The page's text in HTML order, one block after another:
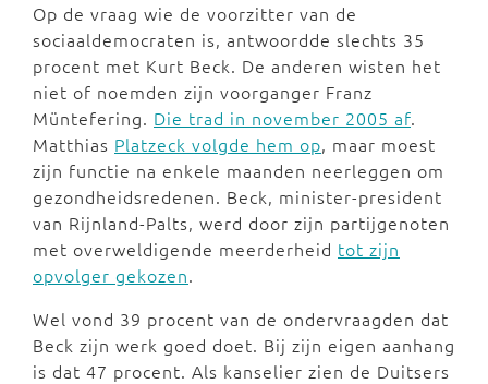
Op de vraag wie de voorzitter van de
sociaaldemocraten is, antwoordde slechts 35
procent met Kurt Beck. De anderen wisten het
niet of noemden zijn voorganger Franz
Müntefering. Die trad in november 2005 af.
Matthias Platzeck volgde hem op, maar moest
zijn functie na enkele maanden neerleggen om
gezondheidsredenen. Beck, minister-president
van Rijnland-Palts, werd door zijn partijgenoten
met overweldigende meerderheid tot zijn
opvolger gekozen.
Wel vond 39 procent van de ondervraagden dat
Beck zijn werk goed doet. Bij zijn eigen aanhang
is dat 47 procent. Als kanselier zien de Duitsers